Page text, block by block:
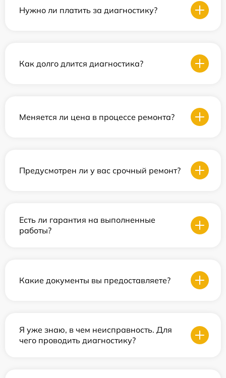
Нужно ли платить за диагностику?
Как долго длится диагностика?
Меняется ли цена в процессе ремонта?
Предусмотрен ли у вас срочный ремонт?
Есть ли гарантия на выполненные
работы?
Какие документы вы предоставляете?
Я уже знаю, в чем неисправность. Для
чего проводить диагностику?